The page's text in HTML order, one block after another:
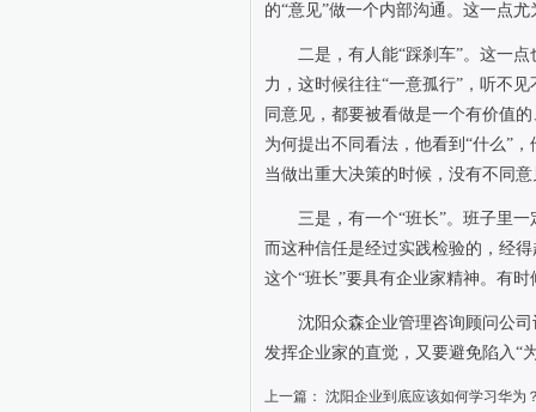
的“意见”做一个内部沟通。这一点尤
二是，有人能“踩刹车”。这一
力，这时候往往“一意孤行”，听不
同意见，都要被看做是一个有价值
为何提出不同看法，他看到“什么”
当做出重大决策的时候，没有不同
三是，有一个“班长”。班子里
而这种信任是经过实践检验的，经
这个“班长”要具有企业家精神。有
沈阳众森企业管理咨询顾问公
发挥企业家的直觉，又要避免陷入“
上一篇： 沈阳企业到底应该如何学习华为